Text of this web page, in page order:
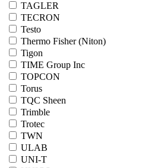
TAGLER
TECRON
Testo
Thermo Fisher (Niton)
Tigon
TIME Group Inc
TOPCON
Torus
TQC Sheen
Trimble
Trotec
TWN
ULAB
UNI-T